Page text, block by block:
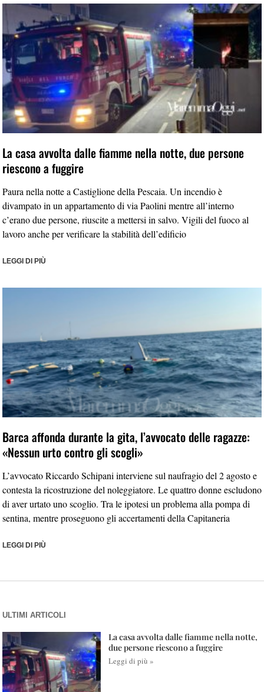
La casa avvolta dalle fiamme nella notte, due persone
riescono a fuggire
Paura nella notte a Castiglione della Pescaia. Un incendio è
divampato in un appartamento di via Paolini mentre all’interno
c’erano due persone, riuscite a mettersi in salvo. Vigili del fuoco al
lavoro anche per verificare la stabilità dell’edificio
LEGGI DI PIÙ
Barca affonda durante la gita, l’avvocato delle ragazze:
«Nessun urto contro gli scogli»
L’avvocato Riccardo Schipani interviene sul naufragio del 2 agosto e
contesta la ricostruzione del noleggiatore. Le quattro donne escludono
di aver urtato uno scoglio. Tra le ipotesi un problema alla pompa di
sentina, mentre proseguono gli accertamenti della Capitaneria
LEGGI DI PIÙ
ULTIMI ARTICOLI
La casa avvolta dalle fiamme nella notte,
due persone riescono a fuggire
Leggi di più »